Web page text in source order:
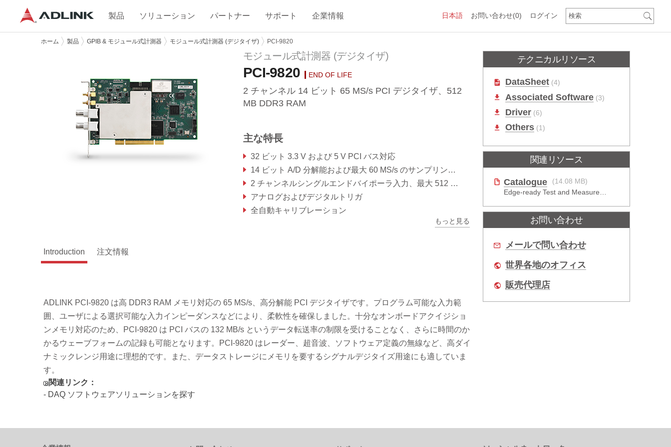
お問い合わせ(0)
日本語 ログイン
製品 ソリューション パートナー サポート 企業情報
ホーム 製品 GPIB & モジュール式計測器 モジュール式計測器 (デジタイザ) PCI-9820
モジュール式計測器 (デジタイザ)
PCI-9820 END OF LIFE
2 チャンネル 14 ビット 65 MS/s PCI デジタイザ、512
MB DDR3 RAM
主な特長
32 ビット 3.3 V および 5 V PCI バス対応
14 ビット A/D 分解能および最大 60 MS/s のサンプリングレート内部タイムベースおよび 65 MS/s 外部タイムベース
2 チャンネルシングルエンドバイポーラ入力、最大 512 MB のオンボード DDR3 RAM
アナログおよびデジタルトリガ
全自動キャリブレーション
もっと見る
Introduction 注文情報
ADLINK PCI-9820 は高 DDR3 RAM メモリ対応の 65 MS/s、高分解能 PCI デジタイザです。プログラム可能な入力範
囲、ユーザによる選択可能な入力インピーダンスなどにより、柔軟性を確保しました。十分なオンボードアクイジショ
ンメモリ対応のため、PCI-9820 は PCI バスの 132 MB/s というデータ転送率の制限を受けることなく、さらに時間のか
かるウェーブフォームの記録も可能となります。PCI-9820 はレーダー、超音波、ソフトウェア定義の無線など、高ダイ
ナミックレンジ用途に理想的です。また、データストレージにメモリを要するシグナルデジタイズ用途にも適していま
す。
関連リンク：
- DAQ ソフトウェアソリューションを探す
テクニカルリソース
DataSheet (4)
Associated Software (3)
Driver (6)
Others (1)
関連リソース
Catalogue
(14.08 MB)
お問い合わせ
メールで問い合わせ
世界各地のオフィス
販売代理店